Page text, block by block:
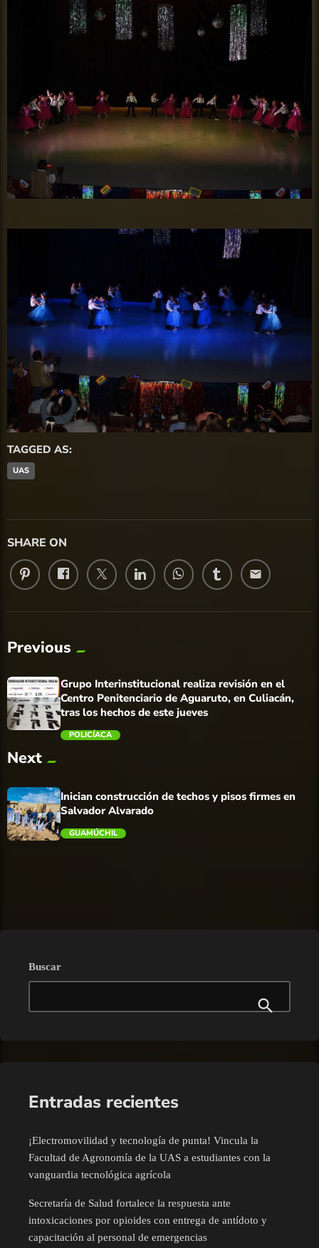
TAGGED AS:
UAS
SHARE ON
email
Previous
Grupo Interinstitucional realiza revisión en el
Centro Penitenciario de Aguaruto, en Culiacán,
tras los hechos de este jueves
POLICÍACA
Next
Inician construcción de techos y pisos firmes en
Salvador Alvarado
GUAMÚCHIL
Buscar
Entradas recientes
¡Electromovilidad y tecnología de punta! Vincula la
Facultad de Agronomía de la UAS a estudiantes con la
vanguardia tecnológica agrícola
Secretaría de Salud fortalece la respuesta ante
intoxicaciones por opioides con entrega de antídoto y
capacitación al personal de emergencias